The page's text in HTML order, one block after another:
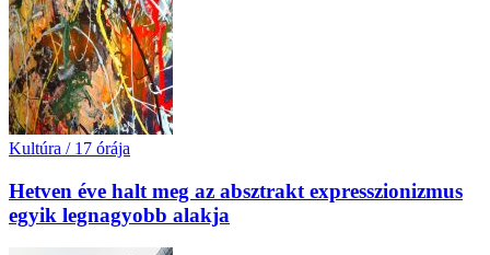
Kultúra / 17 órája
Hetven éve halt meg az absztrakt expresszionizmus
egyik legnagyobb alakja